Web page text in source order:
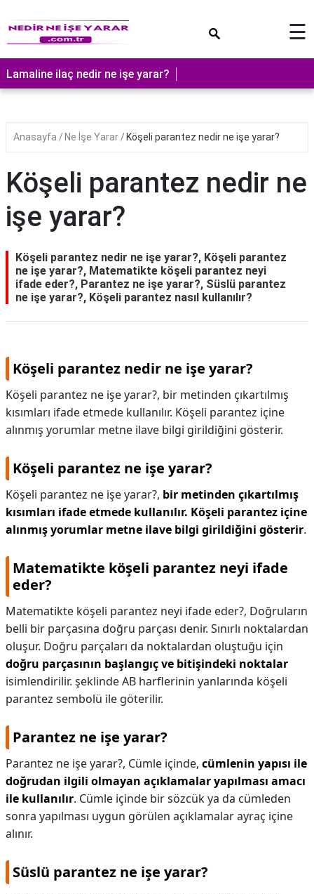
☰
Lamaline ilaç nedir ne işe yarar?
Anasayfa Ne İşe Yarar Köşeli parantez nedir ne işe yarar?
Köşeli parantez nedir ne
işe yarar?
Köşeli parantez nedir ne işe yarar?, Köşeli parantez
ne işe yarar?, Matematikte köşeli parantez neyi
ifade eder?, Parantez ne işe yarar?, Süslü parantez
ne işe yarar?, Köşeli parantez nasıl kullanılır?
Köşeli parantez nedir ne işe yarar?
Köşeli parantez ne işe yarar?, bir metinden çıkartılmış
kısımları ifade etmede kullanılır. Köşeli parantez içine
alınmış yorumlar metne ilave bilgi girildiğini gösterir.
Köşeli parantez ne işe yarar?
Köşeli parantez ne işe yarar?, bir metinden çıkartılmış
kısımları ifade etmede kullanılır. Köşeli parantez içine
alınmış yorumlar metne ilave bilgi girildiğini gösterir.
Matematikte köşeli parantez neyi ifade
eder?
Matematikte köşeli parantez neyi ifade eder?, Doğruların
belli bir parçasına doğru parçası denir. Sınırlı noktalardan
oluşur. Doğru parçaları da noktalardan oluştuğu için
doğru parçasının başlangıç ve bitişindeki noktalar
isimlendirilir. şeklinde AB harflerinin yanlarında köşeli
parantez sembolü ile göterilir.
Parantez ne işe yarar?
Parantez ne işe yarar?, Cümle içinde, cümlenin yapısı ile
doğrudan ilgili olmayan açıklamalar yapılması amacı
ile kullanılır. Cümle içinde bir sözcük ya da cümleden
sonra yapılması uygun görülen açıklamalar ayraç içine
alınır.
Süslü parantez ne işe yarar?